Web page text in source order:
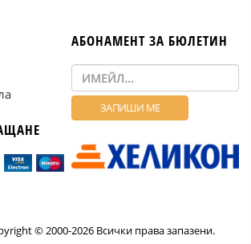
АБОНАМЕНТ ЗА БЮЛЕТИН
© 2000-2026 Всички права запазени.